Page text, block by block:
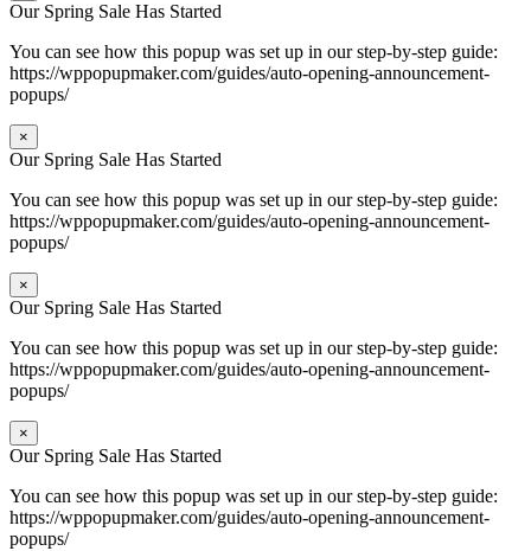
Our Spring Sale Has Started
You can see how this popup was set up in our step-by-step guide:
https://wppopupmaker.com/guides/auto-opening-announcement-
popups/
×
Our Spring Sale Has Started
You can see how this popup was set up in our step-by-step guide:
https://wppopupmaker.com/guides/auto-opening-announcement-
popups/
×
Our Spring Sale Has Started
You can see how this popup was set up in our step-by-step guide:
https://wppopupmaker.com/guides/auto-opening-announcement-
popups/
×
Our Spring Sale Has Started
You can see how this popup was set up in our step-by-step guide:
https://wppopupmaker.com/guides/auto-opening-announcement-
popups/